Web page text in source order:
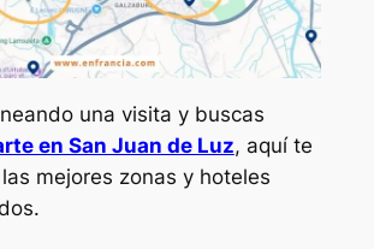
una visita y buscas
en San Juan de Luz, aquí te
mejores zonas y hoteles